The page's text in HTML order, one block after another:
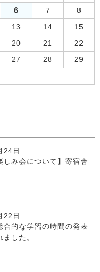
6 7 8
13 14 15
20 21 22
27 28 29
24日
しみ会について】寄宿舎
22日
的な学習の時間の発表
した。